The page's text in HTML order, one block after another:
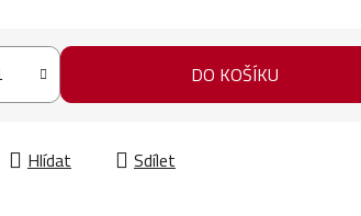
DO KOŠÍKU
Hlídat Sdílet